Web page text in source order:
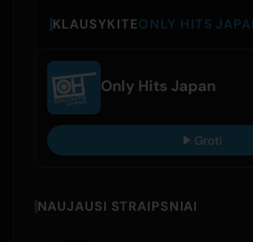
KLAUSYKITEONLY HITS
Only Hits Japan
Groti
NAUJAUSI STRAIPSNIAI